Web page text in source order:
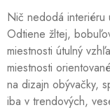
Nič nedodá interiéru
Odtiene žltej,
miestnosti útulný
miestnosti
na dizajn obývačky,
iba v trendových,